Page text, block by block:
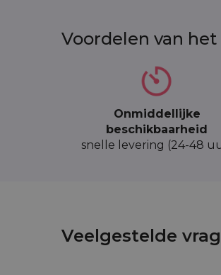
Voordelen van
Onmiddellijke
beschikbaarheid
snelle levering (24-48
5 stuks Zakjes à
Veelgestelde